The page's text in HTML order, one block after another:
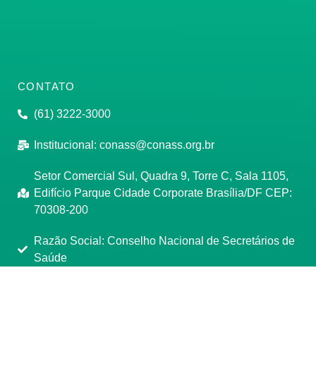
CONTATO
(61) 3222-3000
Institucional: conass@conass.org.br
Setor Comercial Sul, Quadra 9, Torre C, Sala 1105,
Edifício Parque Cidade Corporate Brasília/DF CEP:
70308-200
Razão Social: Conselho Nacional de Secretários de
Saúde